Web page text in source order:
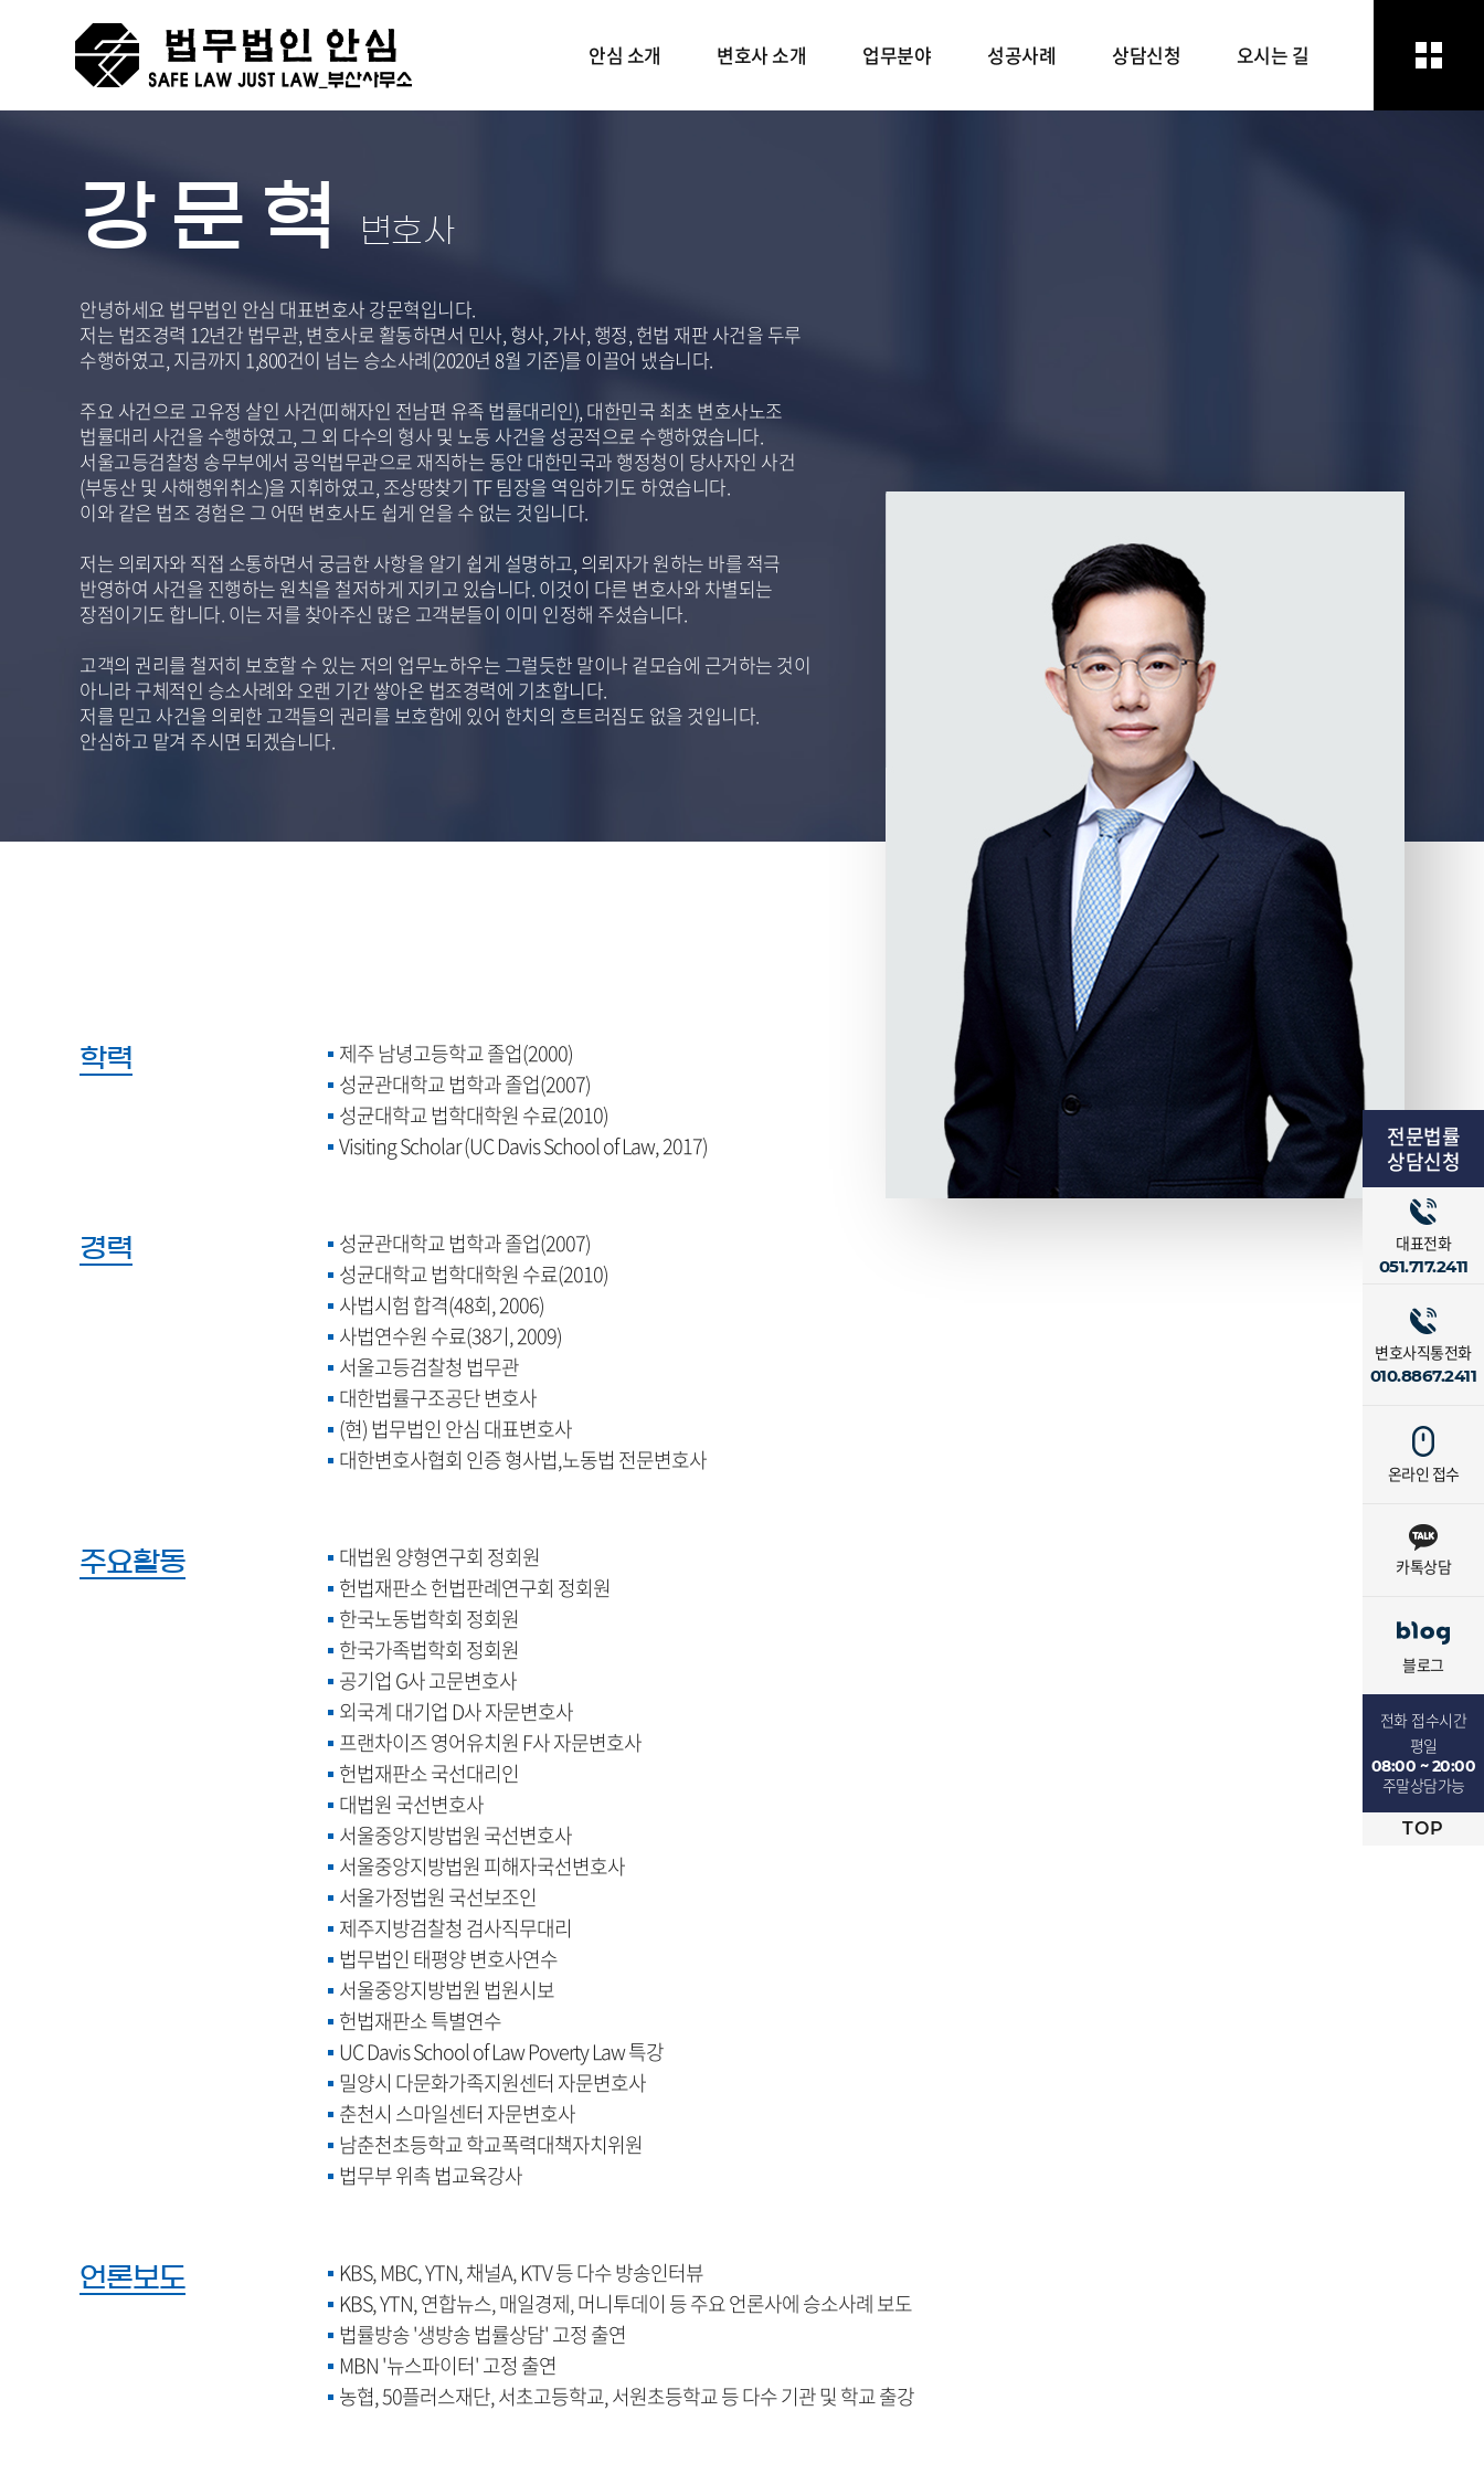
안심 소개 변호사 소개 업무분야 성공사례 상담신청 오시는 길
전문법률
상담신청
대표전화
051.717.2411
변호사직통전화
010.8867.2411
온라인 접수
카톡상담
블로그
전화 접수시간
평일
08:00 ~ 20:00
주말상담가능
TOP
강문혁 변호사
안녕하세요 법무법인 안심 대표변호사 강문혁입니다.
저는 법조경력 12년간 법무관, 변호사로 활동하면서 민사, 형사, 가사, 행정, 헌법 재판 사건을 두루
수행하였고, 지금까지 1,800건이 넘는 승소사례(2020년 8월 기준)를 이끌어 냈습니다.
주요 사건으로 고유정 살인 사건(피해자인 전남편 유족 법률대리인), 대한민국 최초 변호사노조
법률대리 사건을 수행하였고, 그 외 다수의 형사 및 노동 사건을 성공적으로 수행하였습니다.
서울고등검찰청 송무부에서 공익법무관으로 재직하는 동안 대한민국과 행정청이 당사자인 사건
(부동산 및 사해행위취소)을 지휘하였고, 조상땅찾기 TF 팀장을 역임하기도 하였습니다.
이와 같은 법조 경험은 그 어떤 변호사도 쉽게 얻을 수 없는 것입니다.
저는 의뢰자와 직접 소통하면서 궁금한 사항을 알기 쉽게 설명하고, 의뢰자가 원하는 바를 적극
반영하여 사건을 진행하는 원칙을 철저하게 지키고 있습니다. 이것이 다른 변호사와 차별되는
장점이기도 합니다. 이는 저를 찾아주신 많은 고객분들이 이미 인정해 주셨습니다.
고객의 권리를 철저히 보호할 수 있는 저의 업무노하우는 그럴듯한 말이나 겉모습에 근거하는 것이
아니라 구체적인 승소사례와 오랜 기간 쌓아온 법조경력에 기초합니다.
저를 믿고 사건을 의뢰한 고객들의 권리를 보호함에 있어 한치의 흐트러짐도 없을 것입니다.
안심하고 맡겨 주시면 되겠습니다.
학력
제주 남녕고등학교 졸업(2000)
성균관대학교 법학과 졸업(2007)
성균대학교 법학대학원 수료(2010)
Visiting Scholar (UC Davis School of Law, 2017)
경력
성균관대학교 법학과 졸업(2007)
성균대학교 법학대학원 수료(2010)
사법시험 합격(48회, 2006)
사법연수원 수료(38기, 2009)
서울고등검찰청 법무관
대한법률구조공단 변호사
(현) 법무법인 안심 대표변호사
대한변호사협회 인증 형사법,노동법 전문변호사
주요활동
대법원 양형연구회 정회원
헌법재판소 헌법판례연구회 정회원
한국노동법학회 정회원
한국가족법학회 정회원
공기업 G사 고문변호사
외국계 대기업 D사 자문변호사
프랜차이즈 영어유치원 F사 자문변호사
헌법재판소 국선대리인
대법원 국선변호사
서울중앙지방법원 국선변호사
서울중앙지방법원 피해자국선변호사
서울가정법원 국선보조인
제주지방검찰청 검사직무대리
법무법인 태평양 변호사연수
서울중앙지방법원 법원시보
헌법재판소 특별연수
UC Davis School of Law Poverty Law 특강
밀양시 다문화가족지원센터 자문변호사
춘천시 스마일센터 자문변호사
남춘천초등학교 학교폭력대책자치위원
법무부 위촉 법교육강사
언론보도
KBS, MBC, YTN, 채널A, KTV 등 다수 방송인터뷰
KBS, YTN, 연합뉴스, 매일경제, 머니투데이 등 주요 언론사에 승소사례 보도
법률방송 '생방송 법률상담' 고정 출연
MBN '뉴스파이터' 고정 출연
농협, 50플러스재단, 서초고등학교, 서원초등학교 등 다수 기관 및 학교 출강